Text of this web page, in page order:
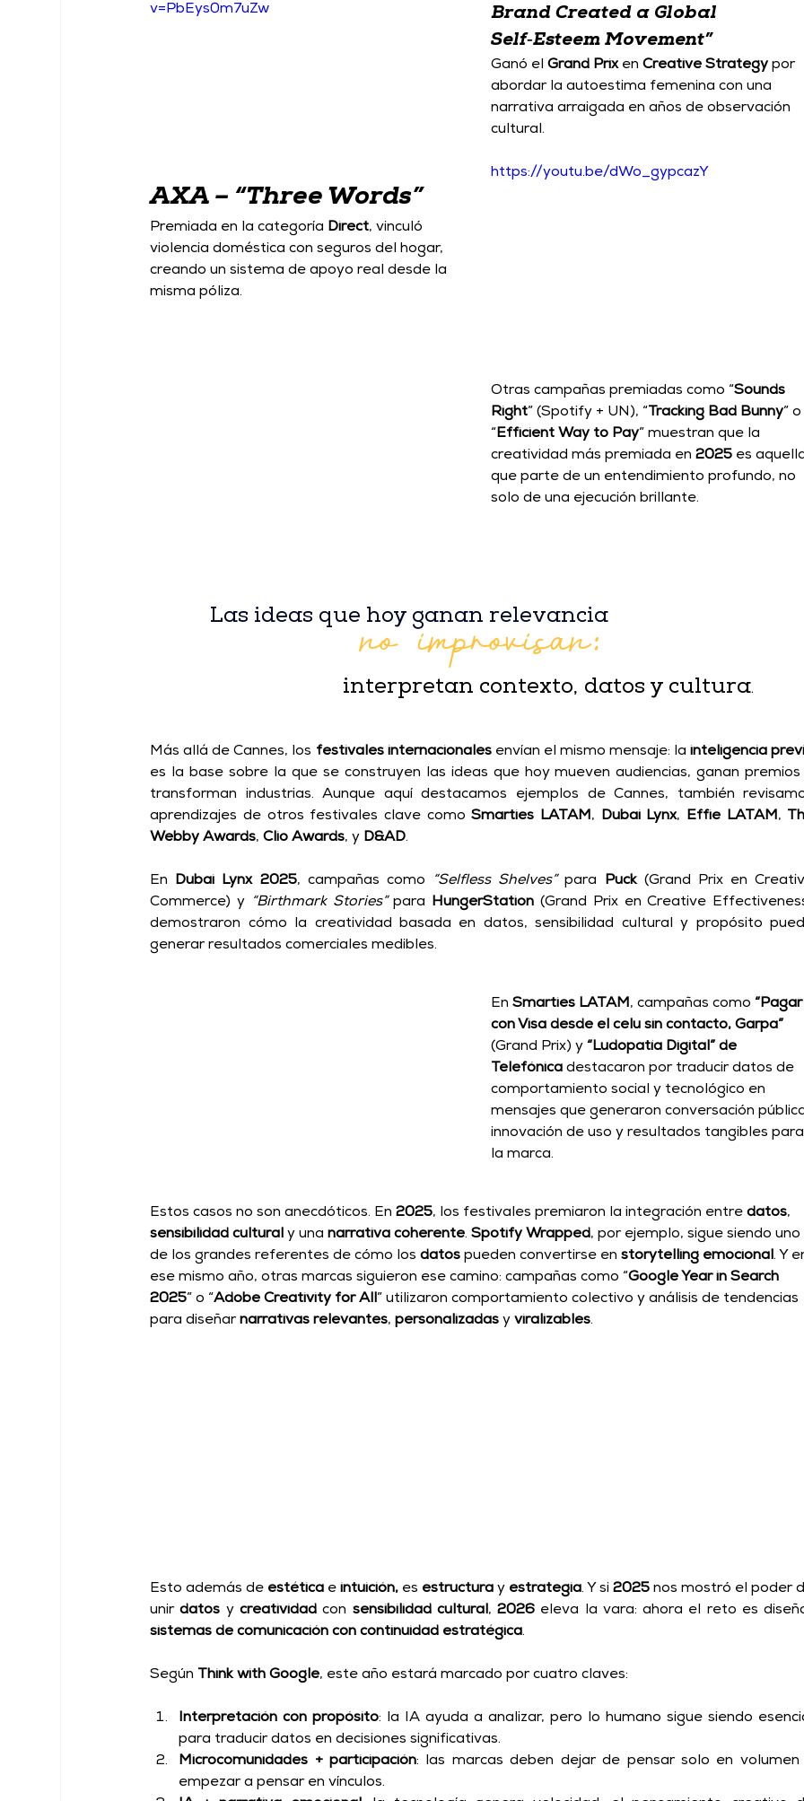
v=PbEys0m7uZw
Brand Created a Global
Self‑Esteem Movement”
Ganó el Grand Prix en Creative Strategy por
abordar la autoestima femenina con una
narrativa arraigada en años de observación
cultural.
AXA – “Three Words”
Premiada en la categoría Direct, vinculó
violencia doméstica con seguros del hogar,
creando un sistema de apoyo real desde la
misma póliza.
https://youtu.be/dWo_gypcazY
Otras campañas premiadas como “Sounds
Right” (Spotify + UN), “Tracking Bad Bunny” o
“Efficient Way to Pay” muestran que la
creatividad más premiada en 2025 es
que parte de un entendimiento profundo, no
solo de una ejecución brillante.
Las ideas que hoy ganan relevancia
no improvisan:
interpretan contexto, datos y cultura.
Más allá de Cannes, los festivales internacionales envían el mismo mensaje: la inteligencia
es la base sobre la que se construyen las ideas que hoy mueven audiencias, ganan premios
transforman industrias. Aunque aquí destacamos ejemplos de Cannes, también
aprendizajes de otros festivales clave como Smarties LATAM , Dubai Lynx, Effie LATAM ,
Webby Awards, Clio Awards, y D&AD.
En Dubai Lynx 2025, campañas como “Selfless Shelves” para Puck (Grand Prix en
Commerce) y
“Birthmark Stories” para HungerStation (Grand Prix en Creative
demostraron cómo la creatividad basada en datos, sensibilidad cultural y propósito
generar resultados comerciales medibles.
En Smarties LATAM , campañas como “Pagar
con Visa desde el celu sin contacto, Garpa”
(Grand Prix) y “Ludopatía Digital” de
Telefónica destacaron por traducir datos de
comportamiento social y tecnológico en
mensajes que generaron conversación
innovación de uso y resultados tangibles para
la marca.
Estos casos no son anecdóticos. En 2025, los festivales premiaron la integración entre datos,
sensibilidad cultural y una narrativa coherente. Spotify Wrapped, por ejemplo, sigue siendo uno
de los grandes referentes de cómo los datos pueden convertirse en storytelling emocional. Y
ese mismo año, otras marcas siguieron ese camino: campañas como “Google Year in Search
2025” o “Adobe Creativity for All ” utilizaron comportamiento colectivo y análisis de tendencias
para diseñar narrativas relevantes, personalizadas y viralizables.
Esto además de estética e intuición, es estructura y estrategia. Y si 2025 nos mostró el poder
unir datos y creatividad con sensibilidad cultural , 2026
sistemas de comunicación con continuidad estratégica.
Según Think with Google, este año estará marcado por cuatro claves:
Interpretación con propósito: la IA ayuda a analizar, pero lo humano sigue siendo
para traducir datos en decisiones significativas.
Microcomunidades + participación: las marcas deben dejar de pensar solo en volumen
empezar a pensar en vínculos.